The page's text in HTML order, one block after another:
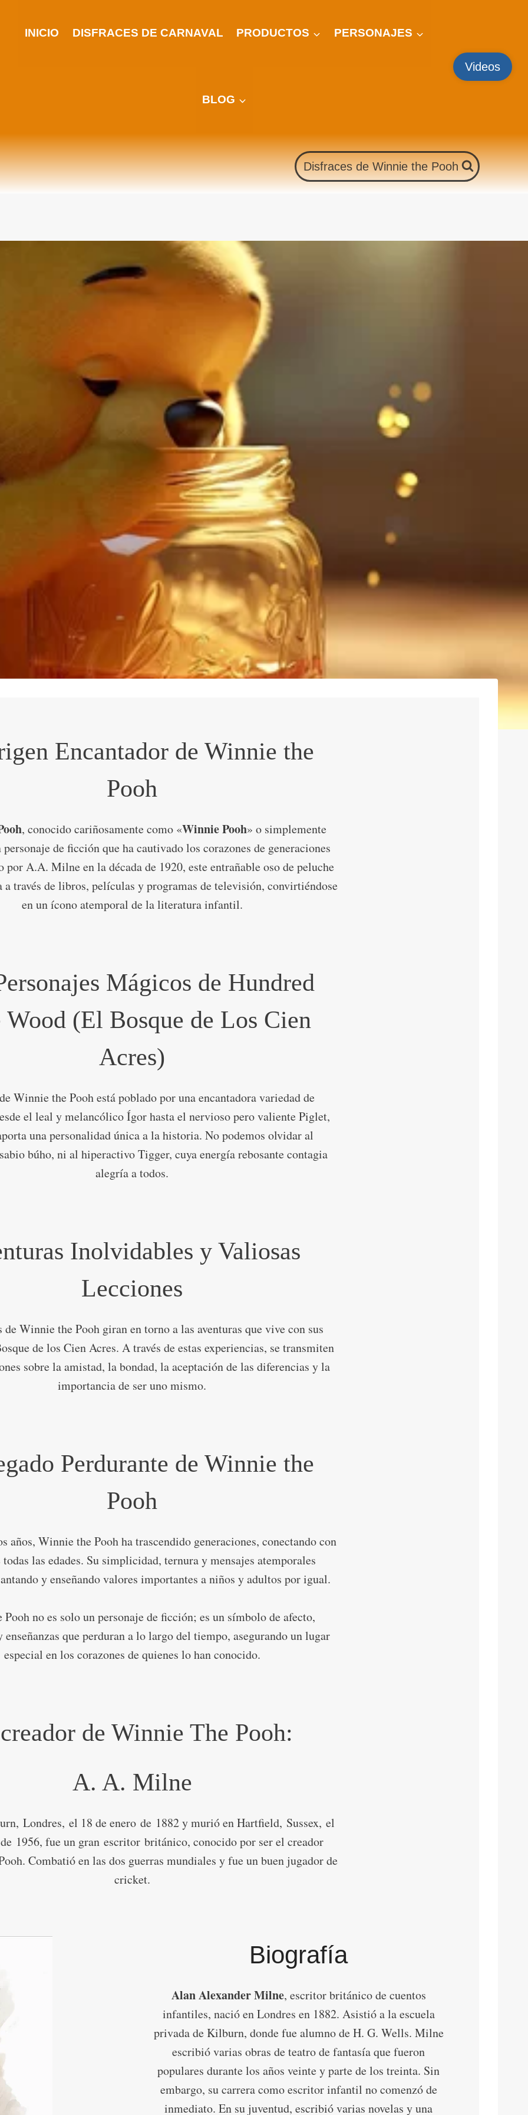
INICIO DISFRACES DE CARNAVAL PRODUCTOS PERSONAJES
BLOG
Videos
Disfraces de Winnie the Pooh
Encantador de Winnie the
Pooh
, conocido cariñosamente como «Winnie Pooh» o simplemente
personaje de ficción que ha cautivado los corazones de generaciones
por A.A. Milne en la década de 1920, este entrañable oso de peluche
a través de libros, películas y programas de televisión, convirtiéndose
en un ícono atemporal de la literatura infantil.
Mágicos de Hundred
(El Bosque de Los Cien
Acres)
Winnie the Pooh está poblado por una encantadora variedad de
el leal y melancólico Ígor hasta el nervioso pero valiente Piglet,
una personalidad única a la historia. No podemos olvidar al
búho, ni al hiperactivo Tigger, cuya energía rebosante contagia
alegría a todos.
Inolvidables y Valiosas
Lecciones
Winnie the Pooh giran en torno a las aventuras que vive con sus
de los Cien Acres. A través de estas experiencias, se transmiten
sobre la amistad, la bondad, la aceptación de las diferencias y la
importancia de ser uno mismo.
Perdurante de Winnie the
Pooh
años, Winnie the Pooh ha trascendido generaciones, conectando con
las edades. Su simplicidad, ternura y mensajes atemporales
y enseñando valores importantes a niños y adultos por igual.
no es solo un personaje de ficción; es un símbolo de afecto,
que perduran a lo largo del tiempo, asegurando un lugar
especial en los corazones de quienes lo han conocido.
de Winnie The Pooh:
A. A. Milne
Londres, el 18 de enero de 1882 y murió en Hartfield, Sussex, el
1956, fue un gran escritor británico, conocido por ser el creador
Combatió en las dos guerras mundiales y fue un buen jugador de
cricket.
​Biografía
Alan Alexander Milne, escritor británico de cuentos
infantiles, nació en Londres en 1882. Asistió a la escuela
privada de Kilburn, donde fue alumno de H. G. Wells. Milne
escribió varias obras de teatro de fantasía que fueron
populares durante los años veinte y parte de los treinta. Sin
embargo, su carrera como escritor infantil no comenzó de
inmediato. En su juventud, escribió varias novelas y una